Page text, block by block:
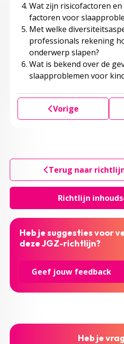
Richtlijn
Wat zijn risicofactoren en
factoren voor
Met welke
professionals rekening
onderwerp slapen?
Wat is bekend over de
slaapproblemen voor
Vorige
Terug naar
Heb je suggesties voor
deze JGZ-richtlijn?
Geef jouw feedback
Heb je